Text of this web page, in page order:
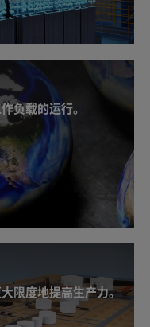
Omniverse
，前者
架，而后者是适用
增强安全性、提高
成本。
负载的运行。
升，加速计算技术
实现精准符合现实
这包括预测云量覆
力发电的效能制
载。更快的运算结
创新
限度地提高生产力。